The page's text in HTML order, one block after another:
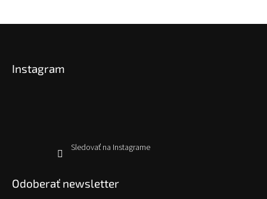
Instagram
Sledovať na Instagrame
Odoberať newsletter